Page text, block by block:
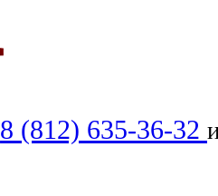
8 (812) 635-36-32